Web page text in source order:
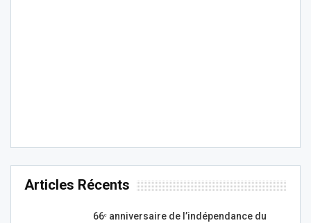
Articles Récents
66ᵉ anniversaire de l’indépendance du